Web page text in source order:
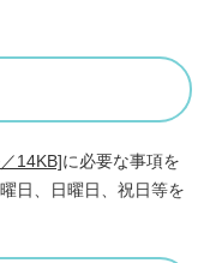
14KB]に必要な事項を
日、日曜日、祝日等を